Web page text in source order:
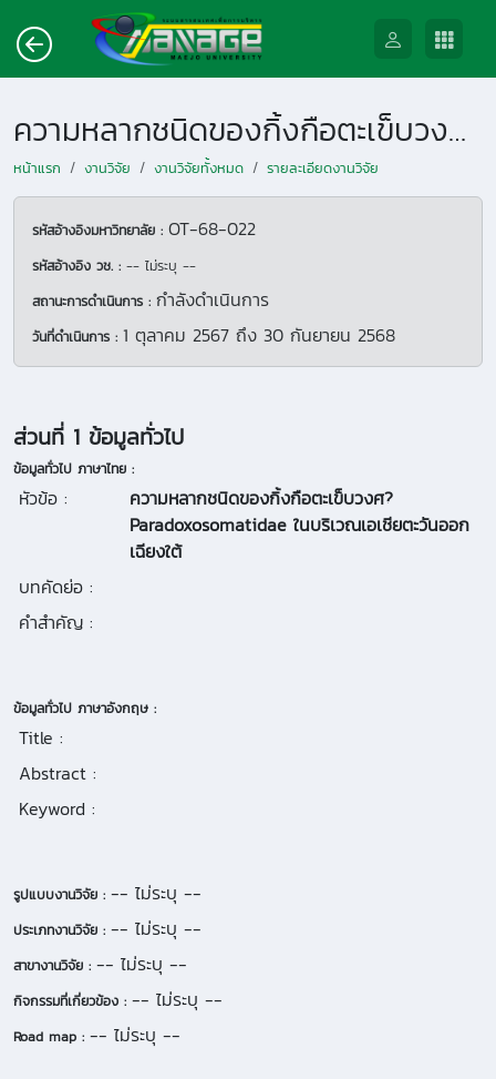
ความหลากชนิดของกิ้งกือตะเข็บวงศ? Paradoxosomatidae ในบริเวณเอเชียตะวันออกเฉียงใต้
หน้าแรก งานวิจัย งานวิจัยทั้งหมด รายละเอียดงานวิจัย
รหัสอ้างอิงมหาวิทยาลัย : OT-68-022
รหัสอ้างอิง วช. : -- ไม่ระบุ --
สถานะการดำเนินการ : กำลังดำเนินการ
วันที่ดำเนินการ : 1 ตุลาคม 2567 ถึง 30 กันยายน 2568
ส่วนที่ 1 ข้อมูลทั่วไป
ข้อมูลทั่วไป ภาษาไทย :
หัวข้อ :
ความหลากชนิดของกิ้งกือตะเข็บวงศ?
Paradoxosomatidae ในบริเวณเอเชียตะวันออก
เฉียงใต้
บทคัดย่อ :
คำสำคัญ :
ข้อมูลทั่วไป ภาษาอังกฤษ :
Title :
Abstract :
Keyword :
รูปแบบงานวิจัย : -- ไม่ระบุ --
ประเภทงานวิจัย : -- ไม่ระบุ --
สาขางานวิจัย : -- ไม่ระบุ --
กิจกรรมที่เกี่ยวข้อง : -- ไม่ระบุ --
Road map : -- ไม่ระบุ --